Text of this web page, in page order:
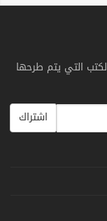
التي يتم طرحها
اشتراك